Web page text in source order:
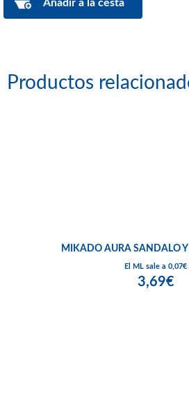
Productos
MIKADO AURA SANDALO
El ML sale a 0,07€
3,69€